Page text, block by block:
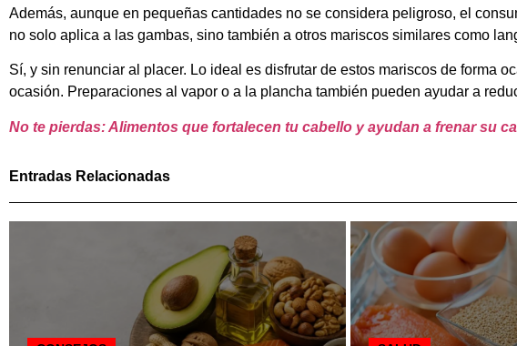
Además, aunque en pequeñas cantidades no se considera peligroso, el
no solo aplica a las gambas, sino también a otros mariscos similares como
Sí, y sin renunciar al placer. Lo ideal es disfrutar de estos mariscos de forma
ocasión. Preparaciones al vapor o a la plancha también pueden ayudar a
No te pierdas: Alimentos que fortalecen tu cabello y ayudan a frenar su
Entradas Relacionadas